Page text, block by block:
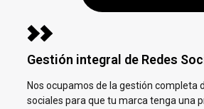
Gestión integral de Redes
Nos ocupamos de la gestión completa
sociales para que tu marca tenga una